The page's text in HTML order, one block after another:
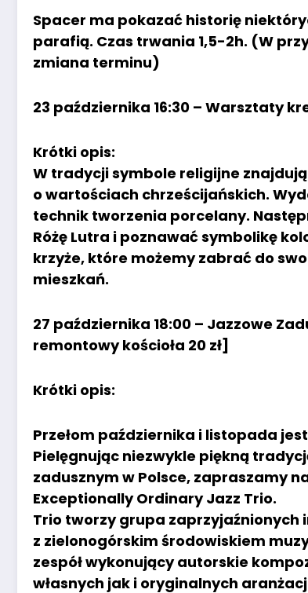
Spacer ma pokazać historię
parafią. Czas trwania 1,5-2h. (W
zmiana terminu)
23 października 16:30 – Warsztaty
Krótki opis:
W tradycji symbole religijne
o wartościach chrześcijańskich.
technik tworzenia porcelany.
Różę Lutra i poznawać symbolikę
krzyże, które możemy zabrać do
mieszkań.
27 października 18:00 – Jazzowe
remontowy kościoła 20 zł]
Krótki opis:
Przełom października i listopada
Pielęgnując niezwykle piękną
zadusznym w Polsce, zapraszamy
Exceptionally Ordinary Jazz Trio.
Trio tworzy grupa
z zielonogórskim środowiskiem
zespół wykonujący autorskie
własnych jak i oryginalnych